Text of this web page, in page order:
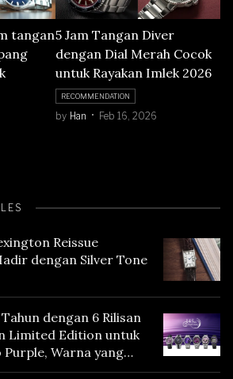
tangan5 Jam Tangan Diver
dengan Dial Merah Cocok
untuk Rayakan Imlek 2026
RECOMMENDATION
by Han Feb 16, 2026
Reissue
dengan Silver Tone
Tahun dengan 6 Rilisan
Limited Edition untuk
Warna yang
Tokyo